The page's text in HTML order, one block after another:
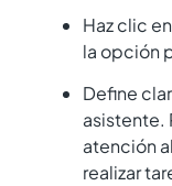
Haz clic
la opción
Define
asistente.
atención
realizar